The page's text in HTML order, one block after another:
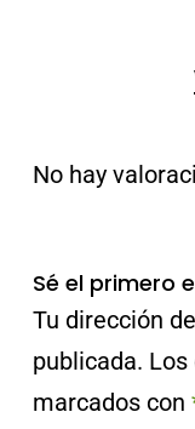
No hay
Sé el primero
Tu dirección
publicada. Los
marcados con